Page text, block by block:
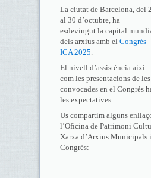
La ciutat de Barcelona, del
al 30 d’octubre, ha
esdevingut la capital
dels arxius amb el Congrés
ICA 2025.
El nivell d’assistència així
com les presentacions de
convocades en el Congrés
les expectatives.
Us compartim alguns
l’Oficina de Patrimoni
Xarxa d’Arxius Municipals
Congrés: